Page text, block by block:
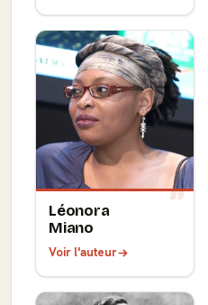
Léonora
Miano
Voir l'auteur